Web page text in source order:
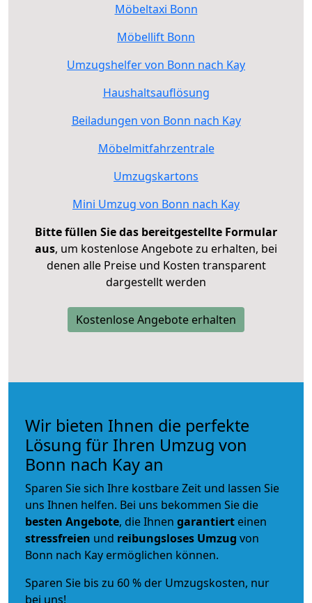
Möbeltaxi Bonn
Möbellift Bonn
Umzugshelfer von Bonn nach Kay
Haushaltsauflösung
Beiladungen von Bonn nach Kay
Möbelmitfahrzentrale
Umzugskartons
Mini Umzug von Bonn nach Kay
Bitte füllen Sie das bereitgestellte Formular
aus, um kostenlose Angebote zu erhalten, bei
denen alle Preise und Kosten transparent
dargestellt werden
Kostenlose Angebote erhalten
Wir bieten Ihnen die perfekte
Lösung für Ihren Umzug von
Bonn nach Kay an
Sparen Sie sich Ihre kostbare Zeit und lassen Sie
uns Ihnen helfen. Bei uns bekommen Sie die
besten Angebote, die Ihnen garantiert einen
stressfreien und reibungsloses Umzug von
Bonn nach Kay ermöglichen können.
Sparen Sie bis zu 60 % der Umzugskosten, nur
bei uns!